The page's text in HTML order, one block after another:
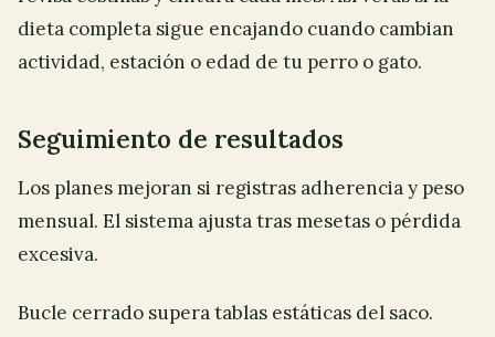
dieta completa sigue encajando cuando cambian
actividad, estación o edad de tu perro o gato.
Seguimiento de resultados
Los planes mejoran si registras adherencia y peso
mensual. El sistema ajusta tras mesetas o pérdida
excesiva.
Bucle cerrado supera tablas estáticas del saco.